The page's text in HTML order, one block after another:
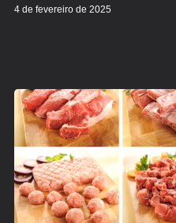
4 de fevereiro de 2025